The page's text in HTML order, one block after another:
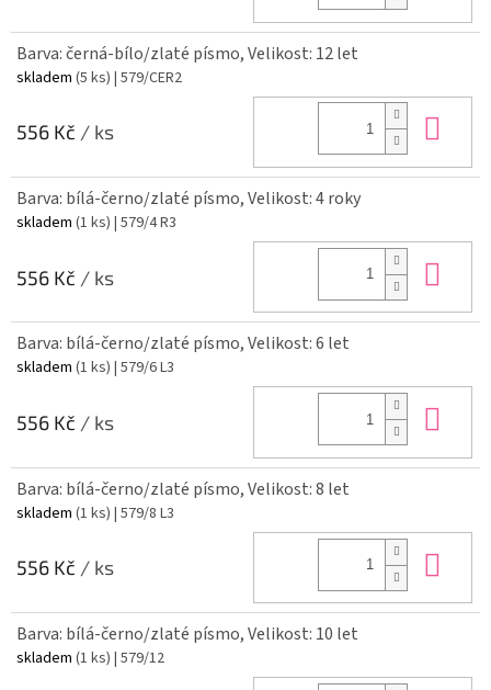
Barva: černá-bílo/zlaté písmo, Velikost: 12 let
skladem (5 ks) | 579/CER2
556 Kč / ks
Barva: bílá-černo/zlaté písmo, Velikost: 4 roky
skladem (1 ks) | 579/4 R3
556 Kč / ks
Barva: bílá-černo/zlaté písmo, Velikost: 6 let
skladem (1 ks) | 579/6 L3
556 Kč / ks
Barva: bílá-černo/zlaté písmo, Velikost: 8 let
skladem (1 ks) | 579/8 L3
556 Kč / ks
Barva: bílá-černo/zlaté písmo, Velikost: 10 let
skladem (1 ks) | 579/12